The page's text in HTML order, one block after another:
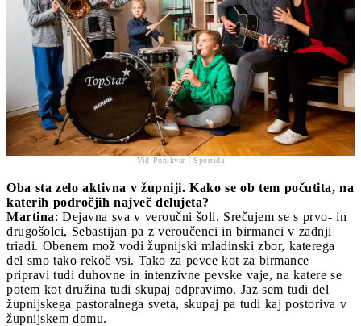
Vid Ponikvar | Sportida
Oba sta zelo aktivna v župniji. Kako se ob tem počutita, na
katerih področjih največ delujeta?
Martina: Dejavna sva v veroučni šoli. Srečujem se s prvo- in
drugošolci, Sebastijan pa z veroučenci in birmanci v zadnji
triadi. Obenem mož vodi župnijski mladinski zbor, katerega
del smo tako rekoč vsi. Tako za pevce kot za birmance
pripravi tudi duhovne in intenzivne pevske vaje, na katere se
potem kot družina tudi skupaj odpravimo. Jaz sem tudi del
župnijskega pastoralnega sveta, skupaj pa tudi kaj postoriva v
župnijskem domu.